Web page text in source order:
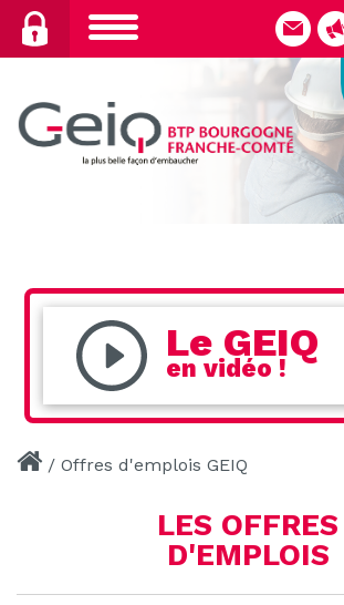
Skip
content
Le GEIQ
en vidéo !
/ Offres d'emplois GEIQ
LES OFFRES
D'EMPLOIS